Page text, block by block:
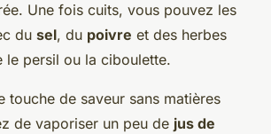
Une fois cuits, vous pouvez les
du sel, du poivre et des herbes
le persil ou la ciboulette.
touche de saveur sans matières
de vaporiser un peu de jus de